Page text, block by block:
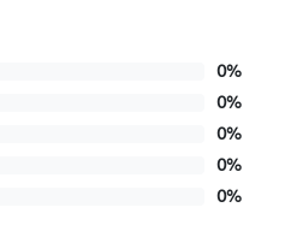
0%
0%
0%
0%
0%